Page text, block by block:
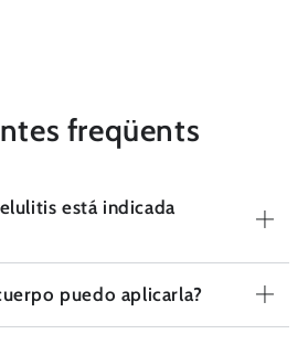
freqüents
está indicada
puedo aplicarla?